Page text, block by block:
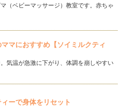
んたんクリームチーズプディング
橋本清美です。 今回は、…
キ
橋本清美です。 ３月は卒園や進
コカップケーキ
本清美です。 今回は今、話題
…
（ベビーマッサージ）教室です。赤ちゃ
マにおすすめ【ソイミルクティ
気温が急激に下がり、体調を崩しやすい
ーで身体をリセット